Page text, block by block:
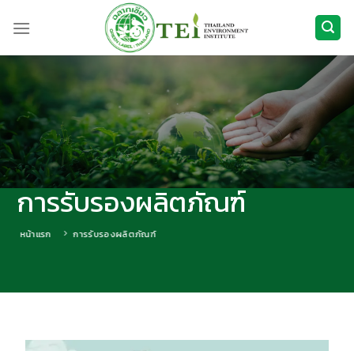
การรับรองผลิตภัณฑ์
หน้าแรก การรับรองผลิตภัณฑ์